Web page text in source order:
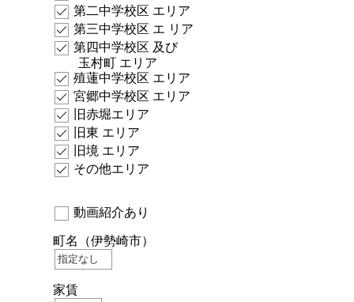
第二中学校区 エリア
第三中学校区 エ リア
第四中学校区 及び
玉村町 エリア
殖蓮中学校区 エリア
宮郷中学校区 エリア
旧赤堀エリア
旧東 エリア
旧境 エリア
その他エリア
動画紹介あり
町名 （伊勢崎市）
家賃